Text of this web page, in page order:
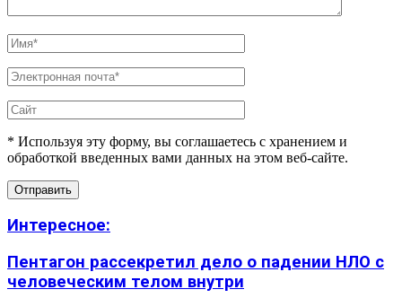
* Используя эту форму, вы соглашаетесь с хранением и
обработкой введенных вами данных на этом веб-сайте.
Интересное:
Пентагон рассекретил дело о падении НЛО с
человеческим телом внутри